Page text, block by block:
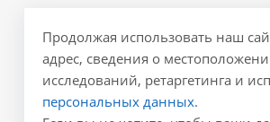
Контакты
Политика
Реквизиты
Результаты СОУТ
Для
Продолжая использовать наш
адрес, сведения о
исследований, ретаргетинга и
персональных данных.